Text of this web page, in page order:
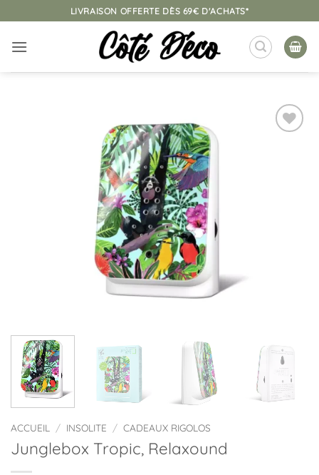
au
contenu
LIVRAISON OFFERTE DÈS 69€ D'ACHATS*
ACCUEIL / INSOLITE / CADEAUX RIGOLOS
Junglebox Tropic, Relaxound